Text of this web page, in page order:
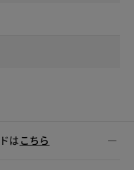
はこちら